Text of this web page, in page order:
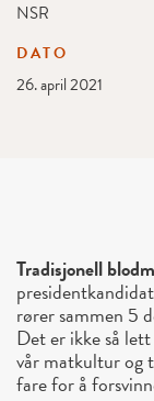
NSR
DATO
26. april 2021
Tradisjonell
rører sammen 5
Det er ikke så
vår matkultur og
fare for å